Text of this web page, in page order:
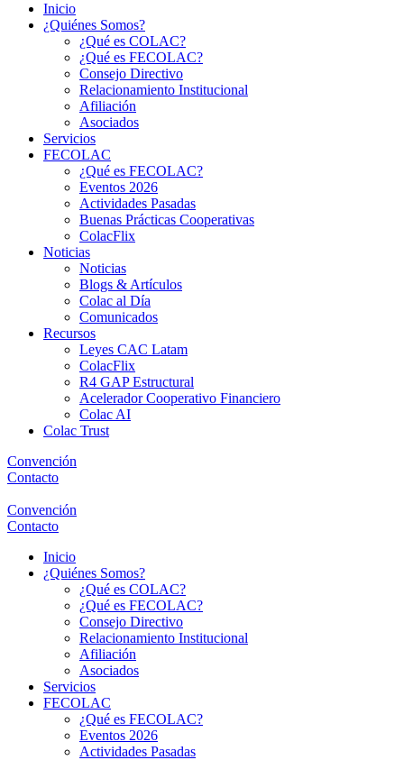
Inicio
¿Quiénes Somos?
¿Qué es COLAC?
¿Qué es FECOLAC?
Consejo Directivo
Relacionamiento Institucional
Afiliación
Asociados
Servicios
FECOLAC
¿Qué es FECOLAC?
Eventos 2026
Actividades Pasadas
Buenas Prácticas Cooperativas
ColacFlix
Noticias
Noticias
Blogs & Artículos
Colac al Día
Comunicados
Recursos
Leyes CAC Latam
ColacFlix
R4 GAP Estructural
Acelerador Cooperativo Financiero
Colac AI
Colac Trust
Convención
Contacto
Convención
Contacto
Inicio
¿Quiénes Somos?
¿Qué es COLAC?
¿Qué es FECOLAC?
Consejo Directivo
Relacionamiento Institucional
Afiliación
Asociados
Servicios
FECOLAC
¿Qué es FECOLAC?
Eventos 2026
Actividades Pasadas